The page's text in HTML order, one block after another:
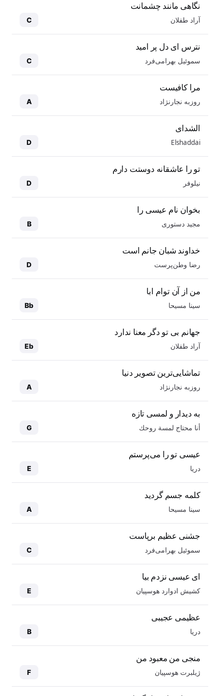
نگاهی مانند چشمانت
آراد طفلان C
نترس ای دل پر امید
سموئیل بهرامی‌فرد C
مرا کافیست
روزبه نجارنژاد A
الشدای
Elshaddai
D
تو را عاشقانه دوستت دارم
نیلوفر D
بخوان نام عیسی را
مجید دستوری B
خداوند شبان جانم است
رضا وطن‌پرست D
من از آن توام ابا
سینا مسیحا Bb
جهانم بی تو دگر معنا ندارد
آراد طفلان Eb
تماشایی‌ترین تصویر دنیا
روزبه نجارنژاد A
به دیدار و لمسی تازه
أنا محتاج لمسة روحك G
عیسی تو را می‌پرستم
دریا E
کلمه جسم گردید
سینا مسیحا A
جشنی عظیم برپاست
سموئیل بهرامی‌فرد C
ای عیسی نزدم بیا
کشیش ادوارد هوسپیان E
عظیمی عجیبی
دریا B
منجی من معبود من
ژیلبرت هوسپیان F